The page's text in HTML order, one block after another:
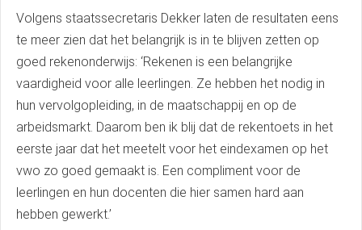
Volgens staatssecretaris Dekker laten de resultaten eens
te meer zien dat het belangrijk is in te blijven zetten op
goed rekenonderwijs: ‘Rekenen is een belangrijke
vaardigheid voor alle leerlingen. Ze hebben het nodig in
hun vervolgopleiding, in de maatschappij en op de
arbeidsmarkt. Daarom ben ik blij dat de rekentoets in het
eerste jaar dat het meetelt voor het eindexamen op het
vwo zo goed gemaakt is. Een compliment voor de
leerlingen en hun docenten die hier samen hard aan
hebben gewerkt.’